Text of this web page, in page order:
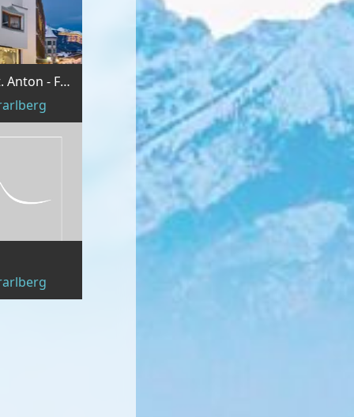
INTERSPORT - Sporthaus St. Anton - Fußgängerzone